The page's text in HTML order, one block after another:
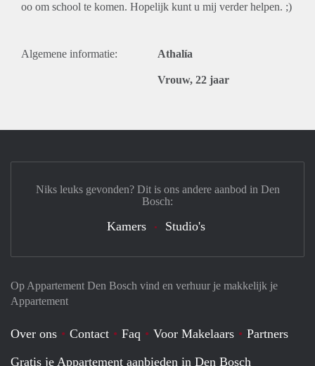
oo om school te komen. Hopelijk kunt u mij verder helpen. ;)
Algemene informatie: Athalía
Vrouw, 22 jaar
Op Appartement Den Bosch vind en verhuur je makkelijk je
Appartement
Over ons Contact Faq Voor Makelaars
Partners
Gratis je Appartement aanbieden in Den Bosch
Niks leuks gevonden? Dit is ons andere aanbod in Den
Bosch:
Kamers Studio's